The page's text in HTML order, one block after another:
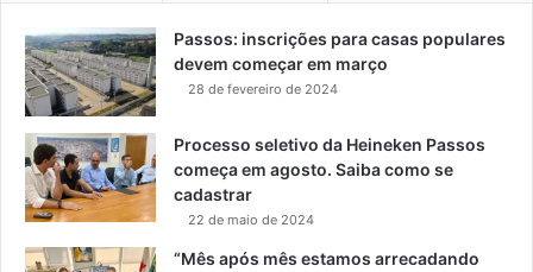
Passos: inscrições para casas populares
devem começar em março
28 de fevereiro de 2024
Processo seletivo da Heineken Passos
começa em agosto. Saiba como se
cadastrar
22 de maio de 2024
“Mês após mês estamos arrecadando